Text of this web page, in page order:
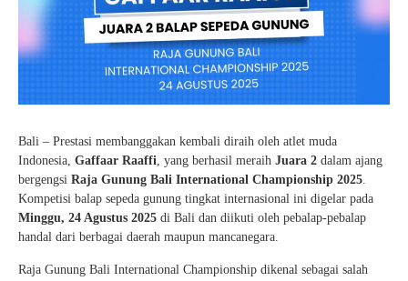
Bali – Prestasi membanggakan kembali diraih oleh atlet muda
Indonesia, Gaffaar Raaffi, yang berhasil meraih Juara 2 dalam ajang
bergengsi Raja Gunung Bali International Championship 2025.
Kompetisi balap sepeda gunung tingkat internasional ini digelar pada
Minggu, 24 Agustus 2025 di Bali dan diikuti oleh pebalap-pebalap
handal dari berbagai daerah maupun mancanegara.
Raja Gunung Bali International Championship dikenal sebagai salah